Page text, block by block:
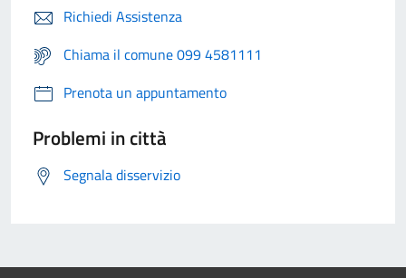
Richiedi Assistenza
Chiama il comune 099 4581111
Prenota un appuntamento
Problemi in città
Segnala disservizio